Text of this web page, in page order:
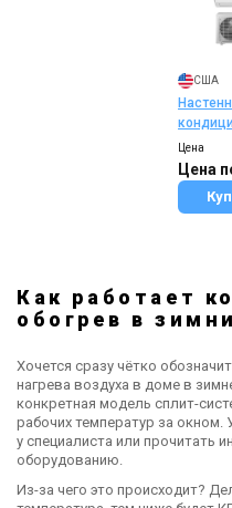
США
Цена
Цена
Как работает
обогрев в
Хочется сразу чётко
нагрева воздуха в доме в
конкретная модель сплит-
рабочих температур за окном.
у специалиста или прочитать
оборудованию.
Из-за чего это происходит?